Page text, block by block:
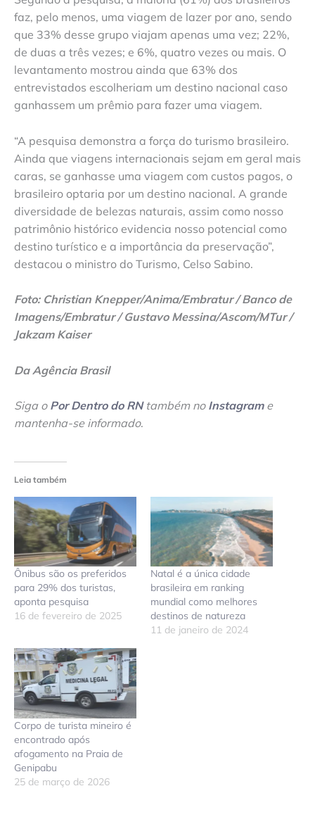
faz, pelo menos, uma viagem de lazer por ano, sendo
que 33% desse grupo viajam apenas uma vez; 22%,
de duas a três vezes; e 6%, quatro vezes ou mais. O
levantamento mostrou ainda que 63% dos
entrevistados escolheriam um destino nacional caso
ganhassem um prêmio para fazer uma viagem.
“A pesquisa demonstra a força do turismo brasileiro.
Ainda que viagens internacionais sejam em geral mais
caras, se ganhasse uma viagem com custos pagos, o
brasileiro optaria por um destino nacional. A grande
diversidade de belezas naturais, assim como nosso
patrimônio histórico evidencia nosso potencial como
destino turístico e a importância da preservação”,
destacou o ministro do Turismo, Celso Sabino.
Foto: Christian Knepper/Anima/Embratur / Banco de
Imagens/Embratur / Gustavo Messina/Ascom/MTur /
Jakzam Kaiser
Da Agência Brasil
Siga o Por Dentro do RNtambém no Instagrame
mantenha-se informado.
Leia também
Ônibus são os preferidos
para 29% dos turistas,
aponta pesquisa
16 de fevereiro de 2025
Natal é a única cidade
brasileira em ranking
mundial como melhores
destinos de natureza
11 de janeiro de 2024
Corpo de turista mineiro é
encontrado após
afogamento na Praia de
Genipabu
25 de março de 2026